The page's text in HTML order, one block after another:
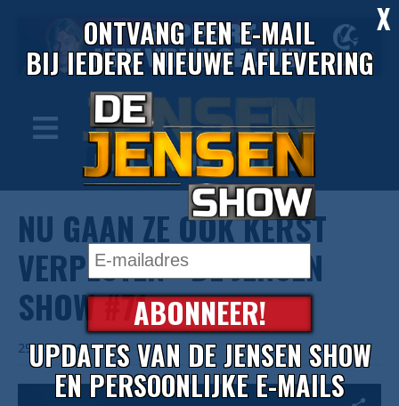
NU GAAN ZE OOK KERST
VERPESTEN - DE JENSEN
SHOW #71
29/04/2026
X
ONTVANG EEN E-MAIL
BIJ IEDERE NIEUWE AFLEVERING
ABONNEER!
UPDATES VAN DE JENSEN SHOW
EN PERSOONLIJKE E-MAILS